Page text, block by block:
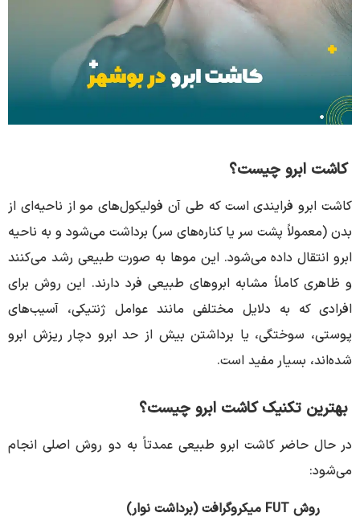
کاشت ابرو چیست؟
کاشت ابرو فرایندی است که طی آن فولیکول‌های مو از ناحیه‌ای از
بدن (معمولاً پشت سر یا کناره‌های سر) برداشت می‌شود و به ناحیه
ابرو انتقال داده می‌شود. این موها به صورت طبیعی رشد می‌کنند
و ظاهری کاملاً مشابه ابروهای طبیعی فرد دارند. این روش برای
افرادی که به دلایل مختلفی مانند عوامل ژنتیکی، آسیب‌های
پوستی، سوختگی، یا برداشتن بیش از حد ابرو دچار ریزش ابرو
شده‌اند، بسیار مفید است.
بهترین تکنیک کاشت ابرو چیست؟
در حال حاضر کاشت ابرو طبیعی عمدتاً به دو روش اصلی انجام
می‌شود:
روش FUT میکروگرافت (برداشت نوار)